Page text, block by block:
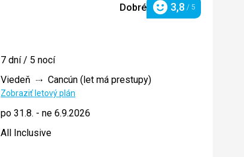
Dobré Hodnotenie
3,8 / 5
7 dní / 5 nocí
Viedeň
Cancún (let má prestupy)
Zobraziť letový plán
po 31.8. - ne 6.9.2026
All Inclusive